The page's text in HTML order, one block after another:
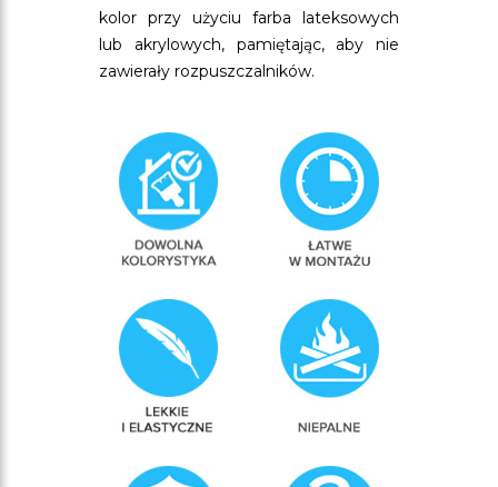
kolor przy użyciu farba lateksowych
lub akrylowych, pamiętając, aby nie
zawierały rozpuszczalników.